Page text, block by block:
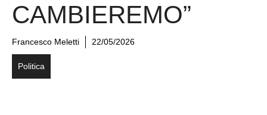
CAMBIEREMO”
Francesco Meletti 22/05/2026
Politica